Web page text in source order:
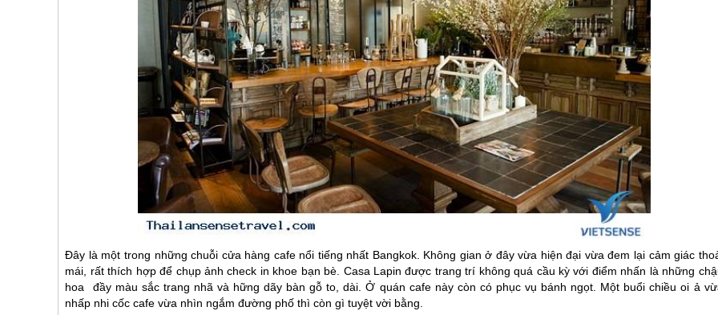
Đây là một trong những chuỗi cửa hàng cafe nổi tiếng nhất Bangkok. Không gian ở đây vừa hiện đại vừa đem lại cảm giác
mái, rất thích hợp để chụp ảnh check in khoe bạn bè. Casa Lapin được trang trí không quá cầu kỳ với điểm nhấn là những
hoa đầy màu sắc trang nhã và hững dãy bàn gỗ to, dài. Ở quán cafe này còn có phục vụ bánh ngọt. Một buổi chiều oi ả
nhấp nhi cốc cafe vừa nhìn ngắm đường phố thì còn gì tuyệt vời bằng.